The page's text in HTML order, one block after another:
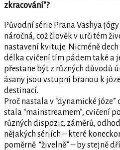
zkracování”?
Původní série Prana Vashya
náročná, což člověk v určitém
nastavení kvituje. Nicméně
délka cvičení tím pádem také a
přestane být z různých důvodů
ásany jsou vstupní branou k
destinací.
Proč nastala v “dynamické józe”
stala “mainstreamem”, cvičení
různých dispozic, záměrů,
nějakých sériích – které
poměrně “živelně” – by stejně